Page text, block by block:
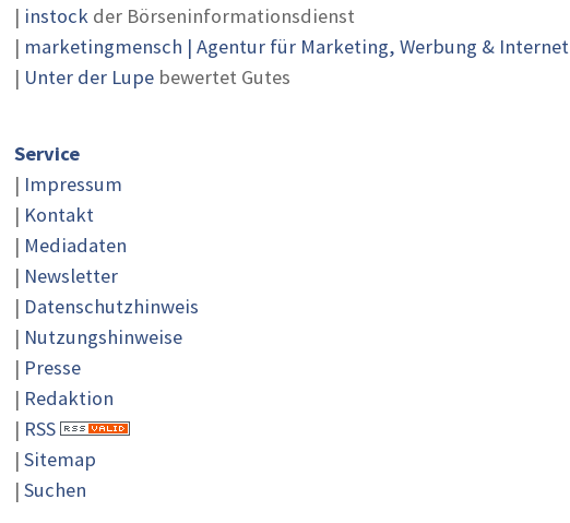
| instock der Börseninformationsdienst
| marketingmensch | Agentur für Marketing, Werbung & Internet
| Unter der Lupe bewertet Gutes
Service
| Impressum
| Kontakt
| Mediadaten
| Newsletter
| Datenschutzhinweis
| Nutzungshinweise
| Presse
| Redaktion
| RSS
| Sitemap
| Suchen